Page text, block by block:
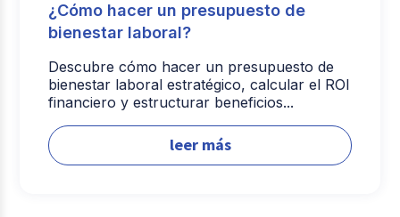
¿Cómo hacer un presupuesto de
bienestar laboral?
Descubre cómo hacer un presupuesto de
bienestar laboral estratégico, calcular el ROI
financiero y estructurar beneficios...
leer más